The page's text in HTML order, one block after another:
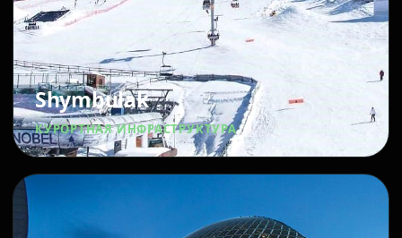
Shymbulak
КУРОРТНАЯ ИНФРАСТРУКТУРА